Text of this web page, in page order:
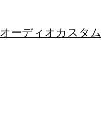
オーディオカスタム